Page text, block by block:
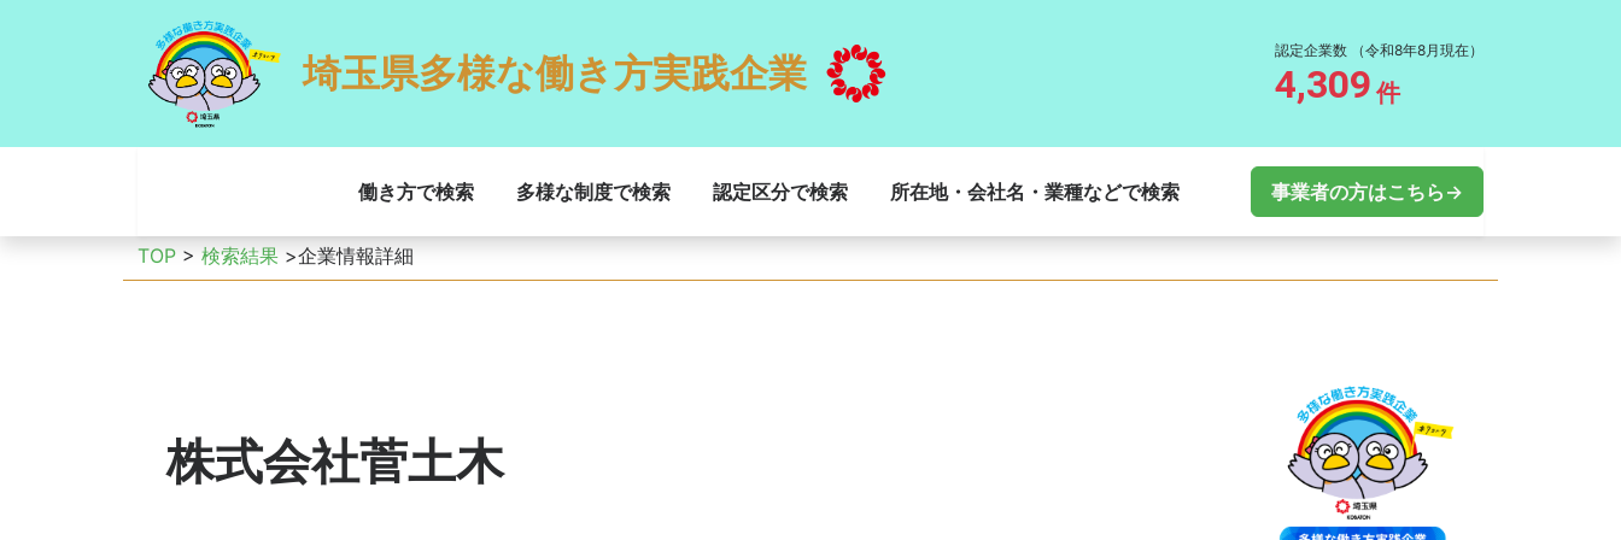
埼玉県多様な働き方実践企業
認定企業数 （令和8年8月現在）
4,309 件
働き方で検索 多様な制度で検索 認定区分で検索 所在地・会社名・業種などで検索 事業者の方はこちら→
TOP > 検索結果 >企業情報詳細
株式会社菅土木